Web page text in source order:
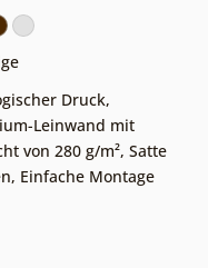
Druck,
Leinwand mit
von 280 g/m², Satte
, Einfache Montage